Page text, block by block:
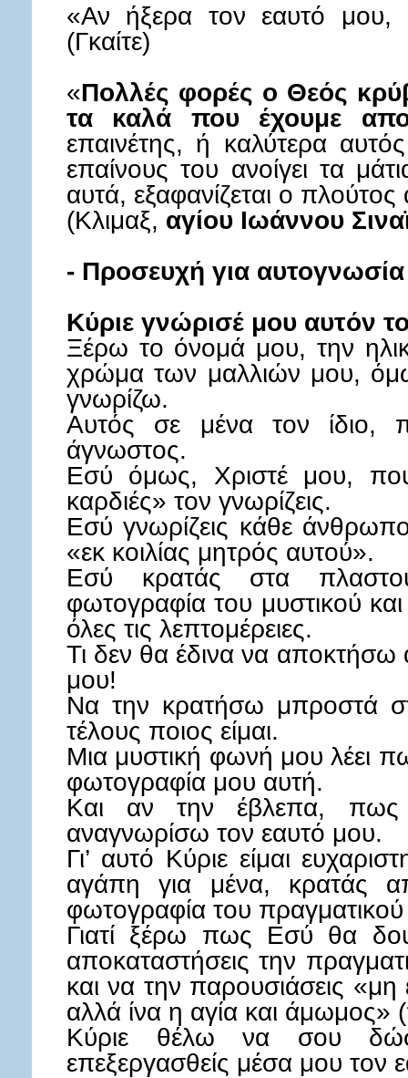
«Αν ήξερα τον εαυτό μου,
(Γκαίτε)
«Πολλές φορές ο Θεός
τα καλά που έχουμε
επαινέτης, ή καλύτερα
επαίνους του ανοίγει τα
αυτά, εξαφανίζεται ο
(Κλιμαξ, αγίου Ιωάννου
- Προσευχή για αυτογνωσία
Κύριε γνώρισέ μου αυτόν
Ξέρω το όνομά μου, την
χρώμα των μαλλιών μου,
γνωρίζω.
Αυτός σε μένα τον ίδιο,
άγνωστος.
Εσύ όμως, Χριστέ μου, που
καρδιές» τον γνωρίζεις.
Εσύ γνωρίζεις κάθε
«εκ κοιλίας μητρός αυτού».
Εσύ κρατάς στα
φωτογραφία του μυστικού
όλες τις λεπτομέρειες.
Τι δεν θα έδινα να αποκτήσω
μου!
Να την κρατήσω μπροστά
τέλους ποιος είμαι.
Μια μυστική φωνή μου λέει
φωτογραφία μου αυτή.
Και αν την έβλεπα,
αναγνωρίσω τον εαυτό μου.
Γι’ αυτό Κύριε είμαι
αγάπη για μένα, κρατάς
φωτογραφία του
Γιατί ξέρω πως Εσύ θα
αποκαταστήσεις την
και να την παρουσιάσεις
αλλά ίνα η αγία και
Κύριε θέλω να σου
επεξεργασθείς μέσα μου τον